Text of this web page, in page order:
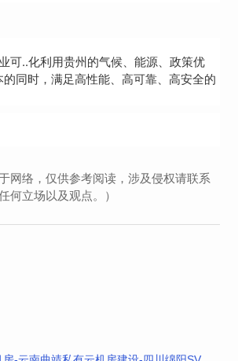
可..化利用贵州的气候、能源、政策优
同时，满足高性能、高可靠、高安全的
网络，仅供参考阅读，涉及侵权请联系
何立场以及观点。）